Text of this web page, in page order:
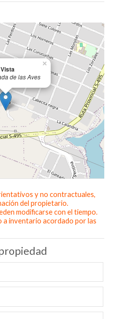
×
de las Aves
Leaflet| © OpenStreetMapcontributors
y no contractuales,
del propietario.
modificarse con el tiempo.
a inventario acordado por las